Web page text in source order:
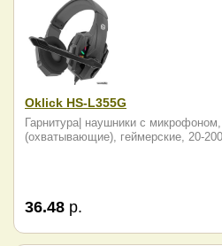
Oklick HS-L355G
Гарнитура| наушники с
(охватывающие), геймерские, 20-
36.48 р.